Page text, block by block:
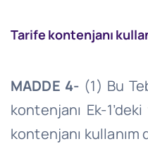
Tarife kontenjanı
MADDE 4- (1) Bu
kontenjanı Ek-
kontenjanı kullanım